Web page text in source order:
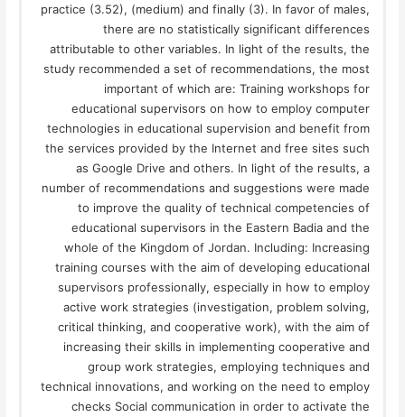
practice (3.52), (medium) and finally (3). In favor of males,
there are no statistically significant differences
attributable to other variables. In light of the results, the
study recommended a set of recommendations, the most
important of which are: Training workshops for
educational supervisors on how to employ computer
technologies in educational supervision and benefit from
the services provided by the Internet and free sites such
as Google Drive and others. In light of the results, a
number of recommendations and suggestions were made
to improve the quality of technical competencies of
educational supervisors in the Eastern Badia and the
whole of the Kingdom of Jordan. Including: Increasing
training courses with the aim of developing educational
supervisors professionally, especially in how to employ
active work strategies (investigation, problem solving,
critical thinking, and cooperative work), with the aim of
increasing their skills in implementing cooperative and
group work strategies, employing techniques and
technical innovations, and working on the need to employ
checks Social communication in order to activate the